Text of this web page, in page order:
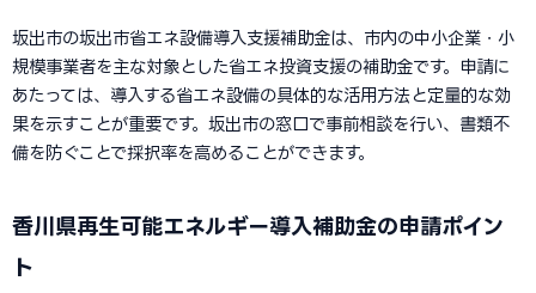
坂出市の坂出市省エネ設備導入支援補助金は、市内の中小企業・小
規模事業者を主な対象とした省エネ投資支援の補助金です。申請に
あたっては、導入する省エネ設備の具体的な活用方法と定量的な効
果を示すことが重要です。坂出市の窓口で事前相談を行い、書類不
備を防ぐことで採択率を高めることができます。
香川県再生可能エネルギー導入補助金の申請ポイン
ト